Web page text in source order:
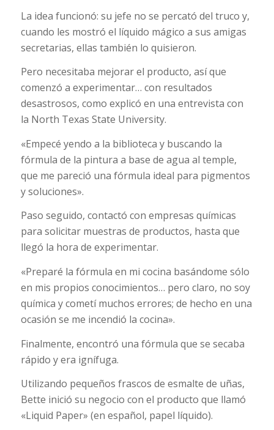
La idea funcionó: su jefe no se percató del truco y,
cuando les mostró el líquido mágico a sus amigas
secretarias, ellas también lo quisieron.
Pero necesitaba mejorar el producto, así que
comenzó a experimentar… con resultados
desastrosos, como explicó en una entrevista con
la North Texas State University.
«Empecé yendo a la biblioteca y buscando la
fórmula de la pintura a base de agua al temple,
que me pareció una fórmula ideal para pigmentos
y soluciones».
Paso seguido, contactó con empresas químicas
para solicitar muestras de productos, hasta que
llegó la hora de experimentar.
«Preparé la fórmula en mi cocina basándome sólo
en mis propios conocimientos… pero claro, no soy
química y cometí muchos errores; de hecho en una
ocasión se me incendió la cocina».
Finalmente, encontró una fórmula que se secaba
rápido y era ignífuga.
Utilizando pequeños frascos de esmalte de uñas,
Bette inició su negocio con el producto que llamó
«Liquid Paper» (en español, papel líquido).